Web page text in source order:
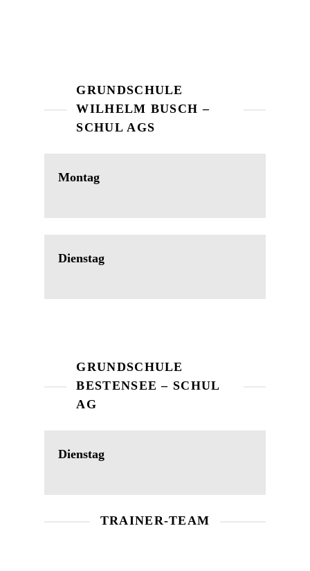
GRUNDSCHULE
WILHELM BUSCH –
SCHUL AGS
Montag
Dienstag
GRUNDSCHULE
BESTENSEE – SCHUL
AG
Dienstag
TRAINER-TEAM